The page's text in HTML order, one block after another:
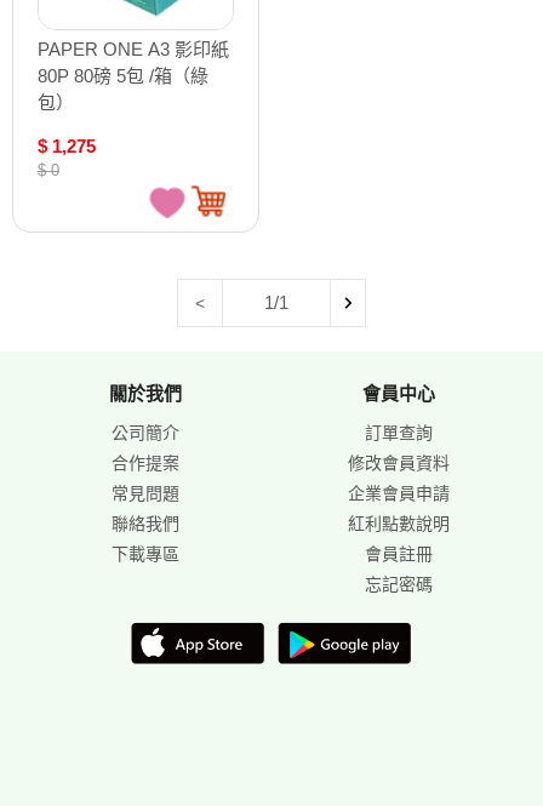
PAPER ONE A3 影印紙
80P 80磅 5包 /箱（綠
包）
$ 1,275
$ 0
< 1/1
關於我們
公司簡介
合作提案
常見問題
聯絡我們
下載專區
會員中心
訂單查詢
修改會員資料
企業會員申請
紅利點數說明
會員註冊
忘記密碼